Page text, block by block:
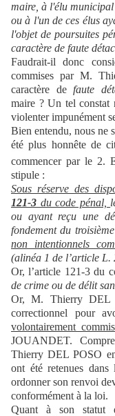
maire, à l'élu
ou à l'un de ces élus
l'objet de poursuites
caractère de faute
Faudrait-il donc
commises par M.
caractère defaute
maire ? Un tel constat
violenter impunément
Bien entendu, nous ne
été plus honnête de
commencer par le 2.
stipule :
Sous réserve des
121-3 du code pénal,
ou ayant reçu une
fondement du
non intentionnels
(alinéa 1 de l’article L.
Or, l’article 121-3 du
de crime ou de délit
Or, M. Thierry DEL
correctionnel pour
volontairement
JOUANDET.
Thierry DEL POSO
ont été retenues
ordonner son renvoi
conformément à la loi.
Quant à son statut